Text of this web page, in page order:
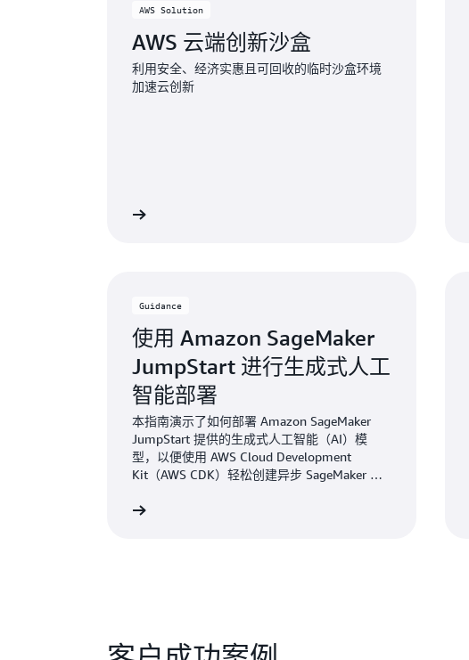
AWS Solution
AWS 云端创新沙盒
利用安全、经济实惠且可回收的临时沙盒环境
加速云创新
Guidance
使用 Amazon SageMaker
JumpStart 进行生成式人工
智能部署
本指南演示了如何部署 Amazon SageMaker
JumpStart 提供的生成式人工智能（AI）模
型，以便使用 AWS Cloud Development
Kit（AWS CDK）轻松创建异步 SageMaker 端